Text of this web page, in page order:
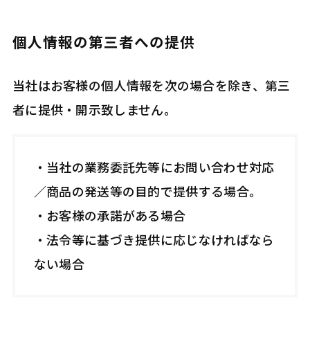
個人情報の第三者への提供
当社はお客様の個人情報を次の場合を除き、第三
者に提供・開示致しません。
・当社の業務委託先等にお問い合わせ対応
／商品の発送等の目的で提供する場合。
・お客様の承諾がある場合
・法令等に基づき提供に応じなければなら
ない場合